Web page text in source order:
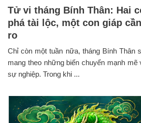
Tử vi tháng Bính Thân: Hai
phá tài lộc, một con giáp
ro
Chỉ còn một tuần nữa, tháng Bính Thân
mang theo những biến chuyển mạnh
sự nghiệp. Trong khi ...